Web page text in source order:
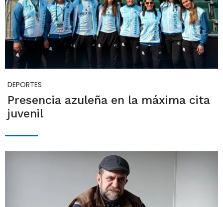
DEPORTES
Presencia azuleña en la máxima cita
juvenil